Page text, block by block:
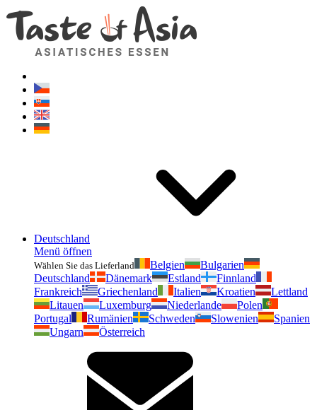
Deutschland
Menü öffnen
Wählen Sie das Lieferland Belgien
Bulgarien
Deutschland
Dänemark Estland
Finnland
Frankreich
Griechenland Italien Kroatien
Lettland
Litauen
Luxemburg Niederlande
Polen
Portugal
Rumänien Schweden Slowenien
Spanien
Ungarn
Österreich
Geschmackvonasien.de
Zögern Sie nicht zu fragen. Ich bin für Sie da!